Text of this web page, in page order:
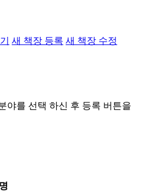
새 책장 등록 새 책장 수정
야를 선택 하신 후 등록 버튼을